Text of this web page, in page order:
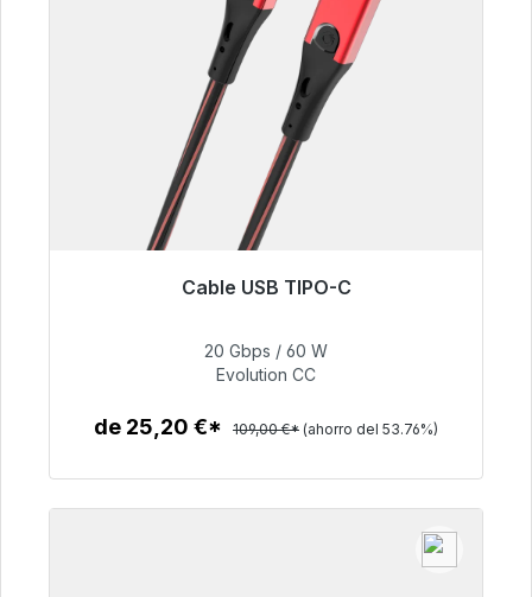
Cable USB TIPO-C
Listo para envío inmediato, plazo de entrega
50,40 €
20 Gbps / 60 W
Evolution CC
de 25,20 €* 109,00 €* (ahorro del 53.76%)